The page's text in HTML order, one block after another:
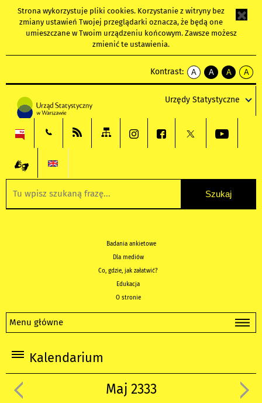
Strona wykorzystuje pliki cookies. Korzystanie z witryny bez
zmiany ustawień Twojej przeglądarki oznacza, że będą one
umieszczane w Twoim urządzeniu końcowym. Zawsze możesz
zmienić te ustawienia.
Kontrast:
A
kontrast
A
kontrast
tekst
czarnym
A
kontrast
tekst
czarnym
A
tekst
żółtym
Urzędy Statystyczne
Badania ankietowe
Dla mediów
Co, gdzie, jak załatwić?
Edukacja
O stronie
Menu główne
Kalendarium
Maj 2333